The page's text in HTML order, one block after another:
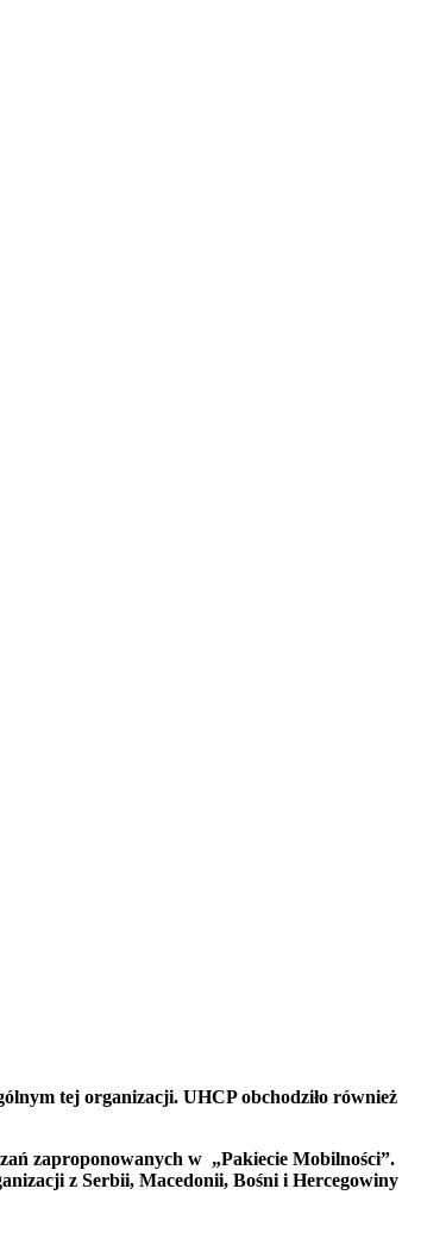
tej organizacji. UHCP obchodziło również
zaproponowanych w „Pakiecie Mobilności”.
z Serbii, Macedonii, Bośni i Hercegowiny